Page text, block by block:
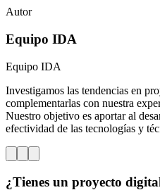
Autor
Equipo IDA
Equipo IDA
Investigamos las tendencias en
complementarlas con nuestra
Nuestro objetivo es aportar al
efectividad de las tecnologías y
¿Tienes un proyecto